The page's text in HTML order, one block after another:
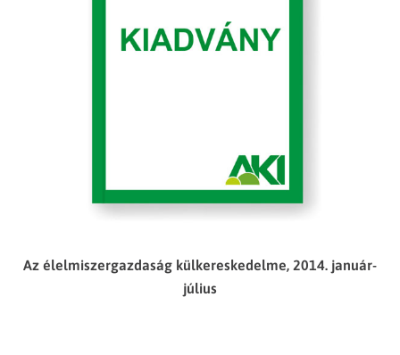
Az élelmiszergazdaság külkereskedelme, 2014. január-
július